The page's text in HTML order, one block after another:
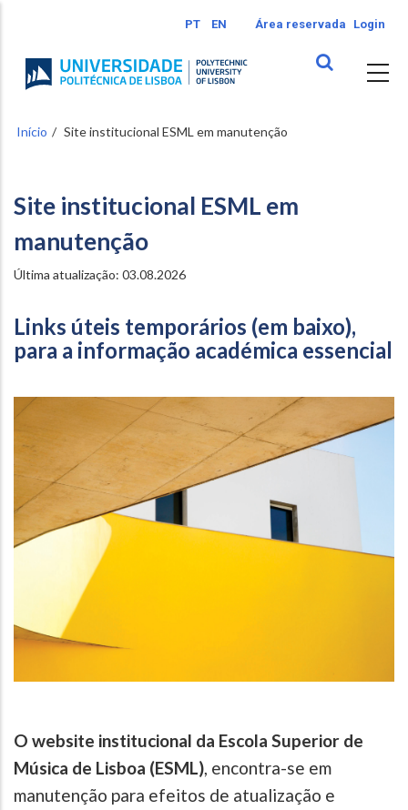
conteúdo
principal
PT EN Área reservada Login
Início Site institucional ESML em manutenção
Site institucional ESML em
manutenção
Última atualização: 03.08.2026
Links úteis temporários (em baixo),
para a informação académica essencial
O website institucional da Escola Superior de
Música de Lisboa (ESML), encontra-se em
manutenção para efeitos de atualização e